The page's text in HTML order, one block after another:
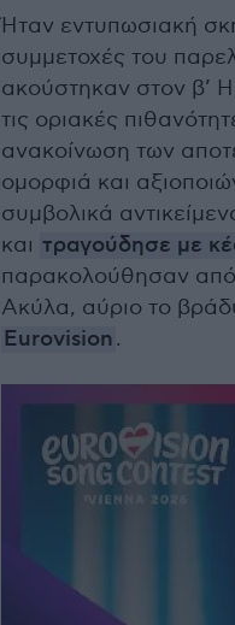
Ήταν εντυπωσιακή
συμμετοχές του
ακούστηκαν στον β’
τις οριακές
ανακοίνωση των
ομορφιά και
συμβολικά
και τραγούδησε με
παρακολούθησαν από
Ακύλα, αύριο το
Eurovision.